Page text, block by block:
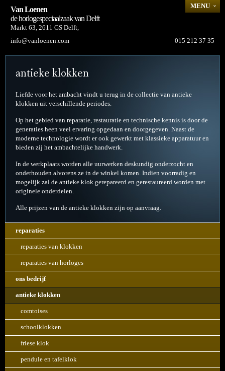
antieke klokken
Liefde voor het ambacht vindt u terug in de collectie van antieke
klokken uit verschillende periodes.
Op het gebied van reparatie, restauratie en technische kennis is door de
generaties heen veel ervaring opgedaan en doorgegeven. Naast de
moderne technologie wordt er ook gewerkt met klassieke apparatuur en
bieden zij het ambachtelijke handwerk.
In de werkplaats worden alle uurwerken deskundig onderzocht en
onderhouden alvorens ze in de winkel komen. Indien voorradig en
mogelijk zal de antieke klok gerepareerd en gerestaureerd worden met
originele onderdelen.
Alle prijzen van de antieke klokken zijn op aanvraag.
MENU
reparaties
reparaties van klokken
reparaties van horloges
ons bedrijf
antieke klokken
comtoises
schoolklokken
friese klok
pendule en tafelklok
Van Loenen
de horlogespeciaalzaak van Delft
Markt 63, 2611 GS Delft,
015 212 37 35
info@vanloenen.com